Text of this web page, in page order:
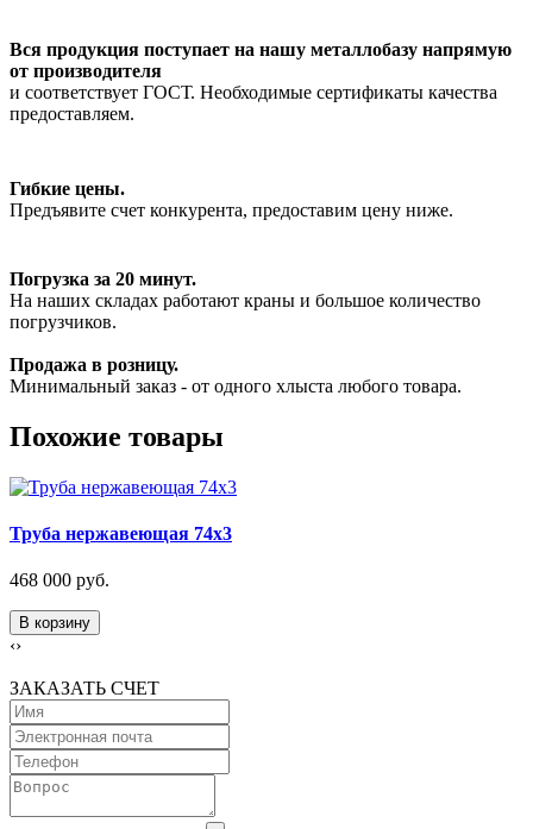
Вся продукция поступает на нашу металлобазу напрямую
от производителя
и соответствует ГОСТ. Необходимые сертификаты качества
предоставляем.
Гибкие цены.
Предъявите счет конкурента, предоставим цену ниже.
Погрузка за 20 минут.
На наших складах работают краны и большое количество
погрузчиков.
Продажа в розницу.
Минимальный заказ - от одного хлыста любого товара.
Похожие товары
Труба нержавеющая 74х3
468 000 руб.
В корзину
‹›
ЗАКАЗАТЬ СЧЕТ